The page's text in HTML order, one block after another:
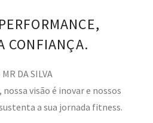
CONFIANÇA.
DA SILVA
visão é inovar e nossos
a sua jornada fitness.